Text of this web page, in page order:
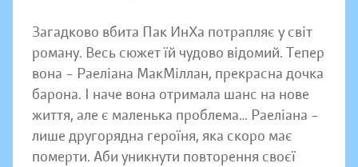
Загадково вбита Пак ИнХа потрапляє у світ
роману. Весь сюжет їй чудово відомий. Тепер
вона – Раеліана МакМіллан, прекрасна дочка
барона. І наче вона отримала шанс на нове
життя, але є маленька проблема… Раеліана –
лише другорядна героїня, яка скоро має
померти. Аби уникнути повторення своєї